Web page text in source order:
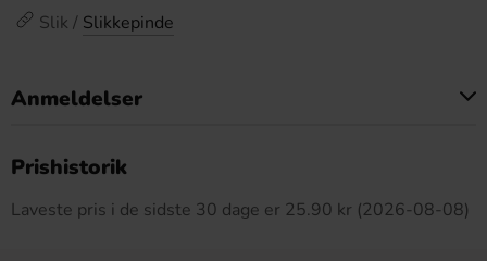
Slik / Slikkepinde
Anmeldelser
Prishistorik
Laveste pris i de sidste 30 dage er 25.90 kr (2026-08-08)